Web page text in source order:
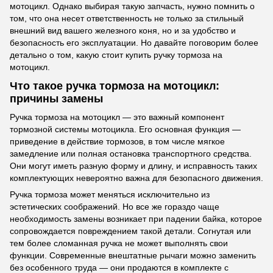
мотоцикл. Однако выбирая такую запчасть, нужно помнить о
том, что она несет ответственность не только за стильный
внешний вид вашего железного коня, но и за удобство и
безопасность его эксплуатации. Но давайте поговорим более
детально о том, какую стоит купить ручку тормоза на
мотоцикл.
Что такое ручка тормоза на мотоцикл:
причины замены
Ручка тормоза на мотоцикл — это важный компонент
тормозной системы мотоцикла. Его основная функция —
приведение в действие тормозов, в том числе мягкое
замедление или полная остановка транспортного средства.
Они могут иметь разную форму и длину, и исправность таких
комплектующих невероятно важна для безопасного движения.
Ручка тормоза может меняться исключительно из
эстетических соображений. Но все же гораздо чаще
необходимость замены возникает при падении байка, которое
сопровождается повреждением такой детали. Согнутая или
тем более сломанная ручка не может выполнять свои
функции. Современные внештатные рычаги можно заменить
без особенного труда — они продаются в комплекте с